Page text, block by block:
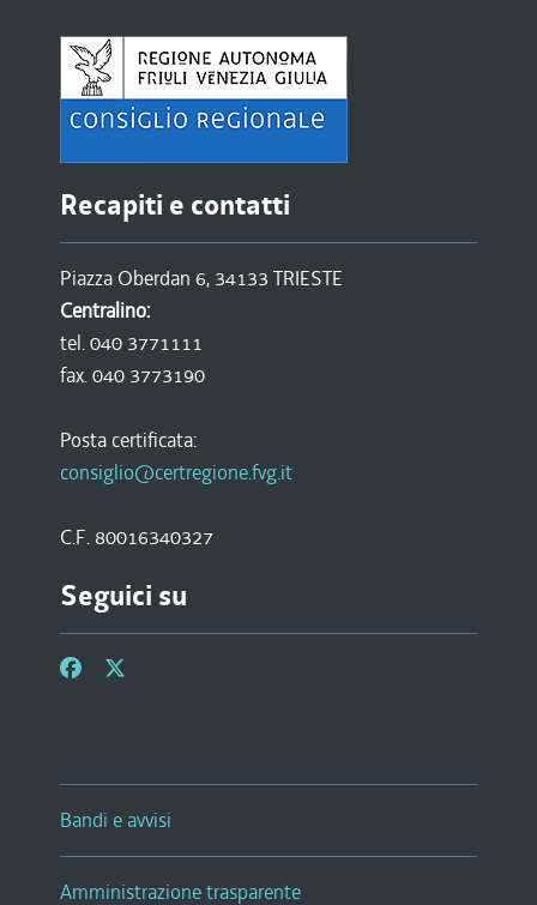
Recapiti e contatti
Piazza Oberdan 6, 34133 TRIESTE
Centralino:
tel. 040 3771111
fax. 040 3773190
Posta certificata:
consiglio@certregione.fvg.it
C.F. 80016340327
Seguici su
Bandi e avvisi
Amministrazione trasparente